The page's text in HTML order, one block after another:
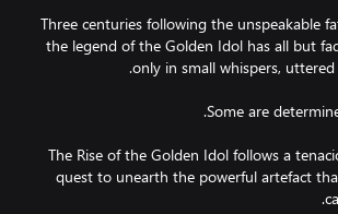
Three centuries following the unspeakable
the legend of the Golden Idol has all but
The Rise of the Golden Idol follows a
quest to unearth the powerful artefact